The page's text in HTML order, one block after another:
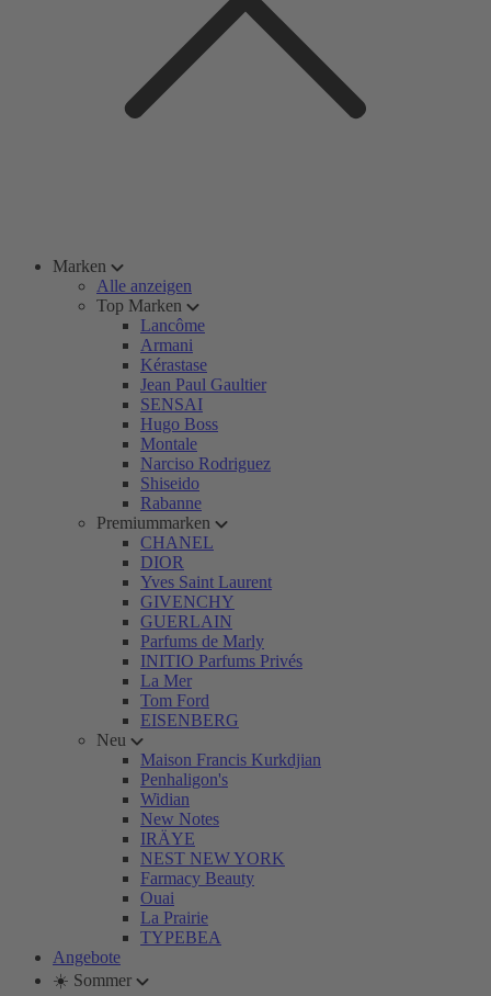
Marken
Alle anzeigen
Top Marken
Lancôme
Armani
Kérastase
Jean Paul Gaultier
SENSAI
Hugo Boss
Montale
Narciso Rodriguez
Shiseido
Rabanne
Premiummarken
CHANEL
DIOR
Yves Saint Laurent
GIVENCHY
GUERLAIN
Parfums de Marly
INITIO Parfums Privés
La Mer
Tom Ford
EISENBERG
Neu
Maison Francis Kurkdjian
Penhaligon's
Widian
New Notes
IRÄYE
NEST NEW YORK
Farmacy Beauty
Ouai
La Prairie
TYPEBEA
Angebote
☀️ Sommer